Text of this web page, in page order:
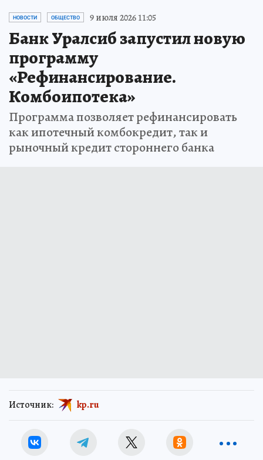
НОВОСТИ ОБЩЕСТВО 9 июля 2026 11:05
Банк Уралсиб запустил новую
программу
«Рефинансирование.
Комбоипотека»
Программа позволяет рефинансировать
как ипотечный комбокредит, так и
рыночный кредит стороннего банка
Источник: kp.ru